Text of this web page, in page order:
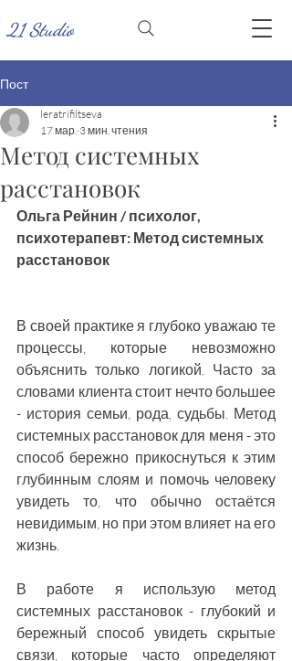
21 Studio
Пост
Метод системных
расстановок
leratrifiltseva
17 мар. 3 мин. чтения
Ольга Рейнин / психолог,
психотерапевт: Метод системных
расстановок
В своей практике я глубоко уважаю те
процессы, которые невозможно
объяснить только логикой. Часто за
словами клиента стоит нечто большее
- история семьи, рода, судьбы. Метод
системных расстановок для меня - это
способ бережно прикоснуться к этим
глубинным слоям и помочь человеку
увидеть то, что обычно остаётся
невидимым, но при этом влияет на его
жизнь.
В работе я использую метод
системных расстановок - глубокий и
бережный способ увидеть скрытые
связи, которые часто определяют